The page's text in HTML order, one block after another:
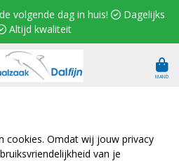
volgende dag in huis!  Dagelijks
Altijd kwaliteit
MAND
cookies. Omdat wij jouw privacy
van je